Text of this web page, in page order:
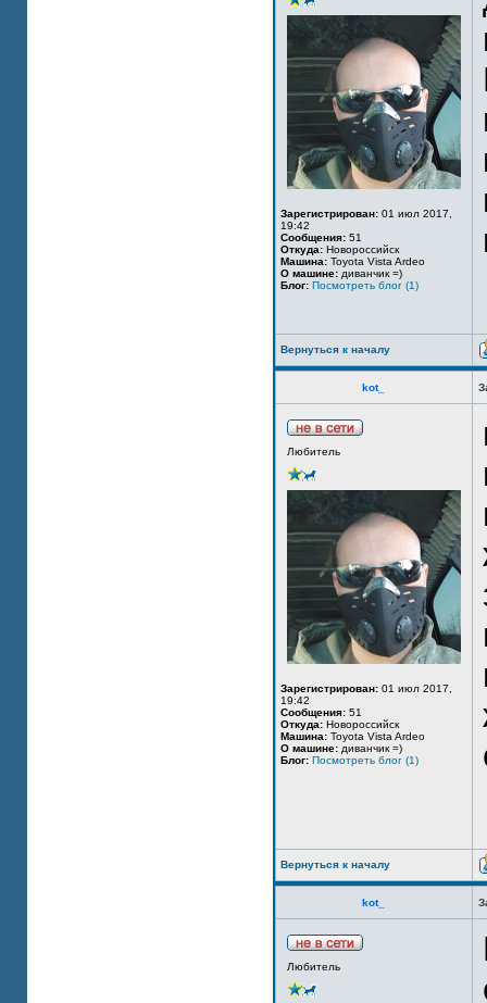
Зарегистрирован: 01 июл 2017,
19:42
Сообщения: 51
Откуда: Новороссийск
Машина: Toyota Vista Ardeo
О машине: диванчик =)
Блог: Посмотреть блог (1)
Вернуться к началу
kot_
Любитель
Зарегистрирован: 01 июл 2017,
19:42
Сообщения: 51
Откуда: Новороссийск
Машина: Toyota Vista Ardeo
О машине: диванчик =)
Блог: Посмотреть блог (1)
Вернуться к началу
kot_
Любитель